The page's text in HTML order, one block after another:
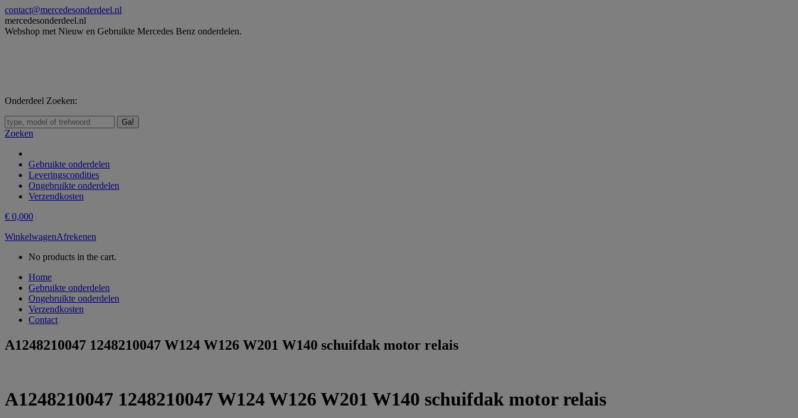
Skip
to
content
contact@mercedesonderdeel.nl
mercedesonderdeel.nl
Webshop met Nieuw en Gebruikte Mercedes Benz onderdelen.
Onderdeel Zoeken:
Zoeken:
Zoeken
Gebruikte onderdelen
Leveringscondities
Ongebruikte onderdelen
Verzendkosten
€ 0,000
WinkelwagenAfrekenen
No products in the cart.
Home
Gebruikte onderdelen
Ongebruikte onderdelen
Verzendkosten
Contact
A1248210047 1248210047 W124 W126 W201 W140 schuifdak motor relais
A1248210047 1248210047 W124 W126 W201 W140 schuifdak motor relais